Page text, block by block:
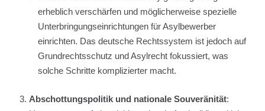
erheblich verschärfen und möglicherweise spezielle
Unterbringungseinrichtungen für Asylbewerber
einrichten. Das deutsche Rechtssystem ist jedoch auf
Grundrechtsschutz und Asylrecht fokussiert, was
solche Schritte komplizierter macht.
Abschottungspolitik und nationale Souveränität: